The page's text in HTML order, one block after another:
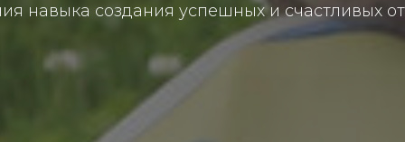
навыка создания успешных и счастливых